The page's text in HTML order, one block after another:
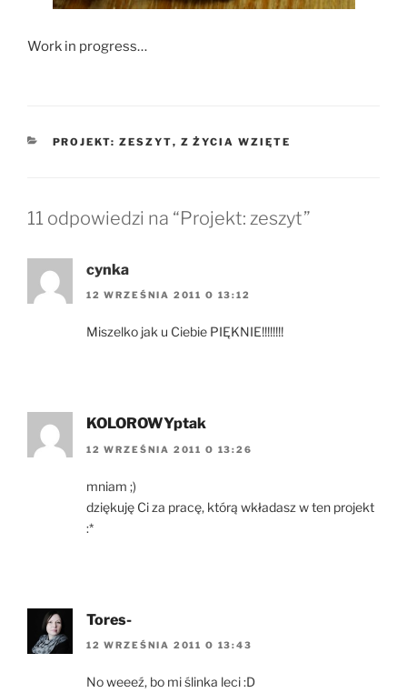
Work in progress…
KATEGORIE
PROJEKT: ZESZYT, Z ŻYCIA WZIĘTE
11 odpowiedzi na “Projekt: zeszyt”
cynka
12 WRZEŚNIA 2011 O 13:12
Miszelko jak u Ciebie PIĘKNIE!!!!!!!!
KOLOROWYptak
12 WRZEŚNIA 2011 O 13:26
mniam ;)
dziękuję Ci za pracę, którą wkładasz w ten projekt
:*
Tores-
12 WRZEŚNIA 2011 O 13:43
No weeeź, bo mi ślinka leci :D